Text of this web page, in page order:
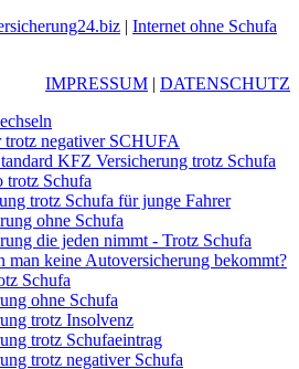
| Internet ohne Schufa
IMPRESSUM | DATENSCHUTZ
negativer SCHUFA
KFZ Versicherung trotz Schufa
Schufa
trotz Schufa für junge Fahrer
ohne Schufa
die jeden nimmt - Trotz Schufa
man keine Autoversicherung bekommt?
Schufa
ohne Schufa
trotz Insolvenz
trotz Schufaeintrag
trotz negativer Schufa